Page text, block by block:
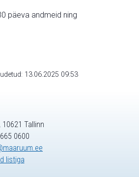
päeva andmeid ning
13.06.2025 09:53
Tallinn
0600
listiga